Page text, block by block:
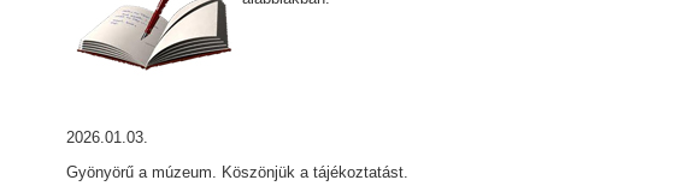
2026.01.03.
Gyönyörű a múzeum. Köszönjük a tájékoztatást.